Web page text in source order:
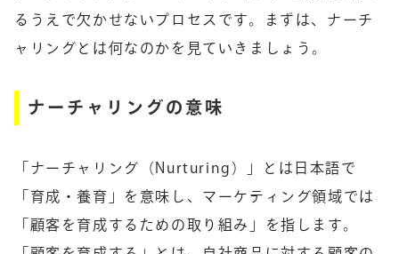
るうえで欠かせないプロセスです。まずは、ナーチ
ャリングとは何なのかを見ていきましょう。
ナーチャリングの意味
「ナーチャリング（Nurturing）」とは日本語で
「育成・養育」を意味し、マーケティング領域では
「顧客を育成するための取り組み」を指します。